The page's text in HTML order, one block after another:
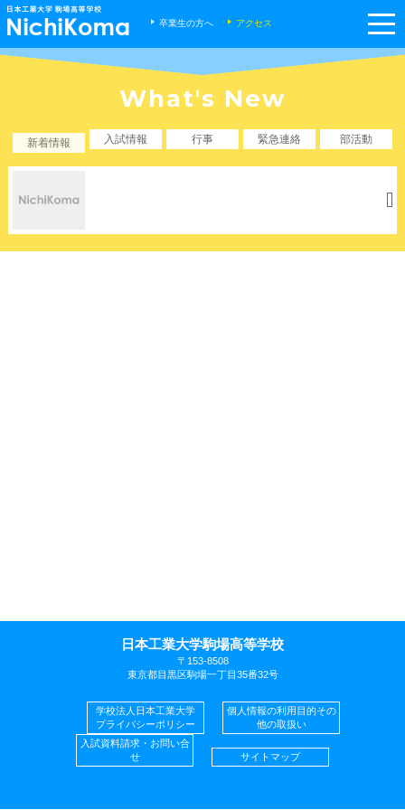
卒業生の方へ アクセス
What's New
新着情報 入試情報 行事 緊急連絡 部活動
日本工業大学駒場高等学校
〒153-8508
東京都目黒区駒場一丁目35番32号
学校法人日本工業大学
プライバシーポリシー
個人情報の利用目的その
他の取扱い
入試資料請求・お問い合
せ
サイトマップ